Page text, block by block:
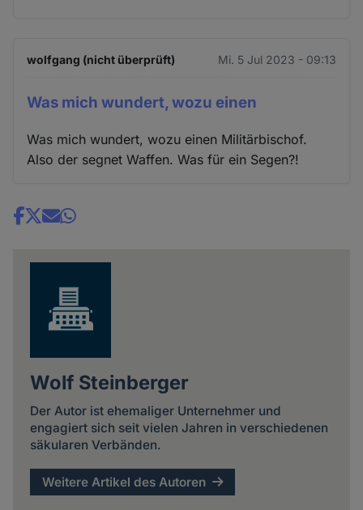
wolfgang (nicht überprüft) Mi. 5 Jul 2023 - 09:13
Was mich wundert, wozu einen
Was mich wundert, wozu einen Militärbischof.
Also der segnet Waffen. Was für ein Segen?!
Share
Wolf Steinberger
Der Autor ist ehemaliger Unternehmer und
engagiert sich seit vielen Jahren in verschiedenen
säkularen Verbänden.
Weitere Artikel des Autoren